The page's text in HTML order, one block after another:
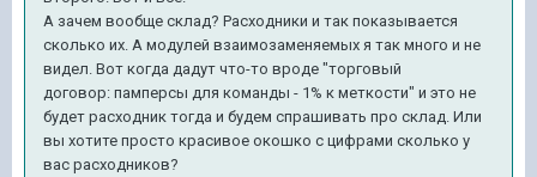
А зачем вообще склад? Расходники и так показывается
сколько их. А модулей взаимозаменяемых я так много и не
видел. Вот когда дадут что-то вроде "торговый
договор: памперсы для команды - 1% к меткости" и это не
будет расходник тогда и будем спрашивать про склад. Или
вы хотите просто красивое окошко с цифрами сколько у
вас расходников?